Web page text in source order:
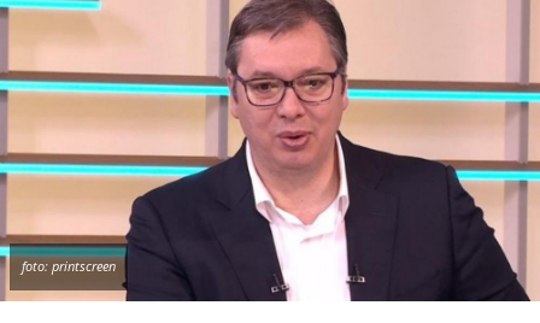
foto: printscreen